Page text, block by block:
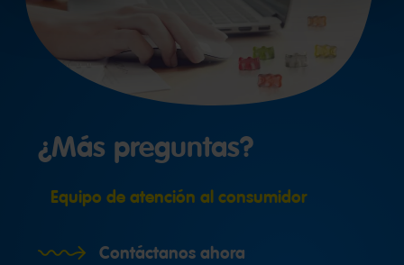
¿Más preguntas?
Equipo de atención al consumidor
Contáctanos ahora